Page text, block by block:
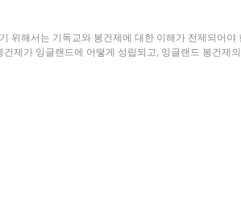
위해서는 기독교와 봉건제에 대한 이해가 전제되어야
제가 잉글랜드에 어떻게 성립되고, 잉글랜드 봉건제